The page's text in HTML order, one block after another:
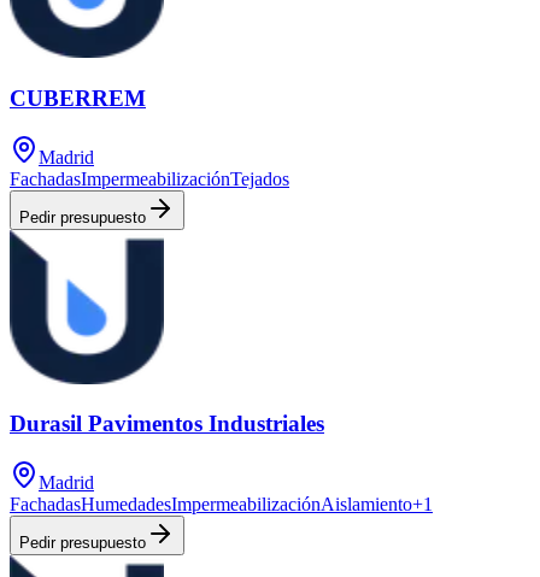
CUBERREM
Madrid
FachadasImpermeabilizaciónTejados
Pedir presupuesto
Durasil Pavimentos Industriales
Madrid
FachadasHumedadesImpermeabilizaciónAislamiento+1
Pedir presupuesto